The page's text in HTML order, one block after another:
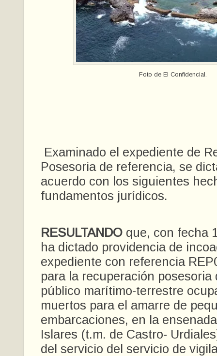
Foto de El Confidencial.
Examinado el expediente de
Posesoria de referencia, se
acuerdo con los siguientes
fundamentos jurídicos.
RESULTANDO que, con fecha
ha dictado providencia de
expediente con referencia
para la recuperación posesoria
público marítimo-terrestre
muertos para el amarre de
embarcaciones, en la
Islares (t.m. de Castro-
del servicio del servicio de